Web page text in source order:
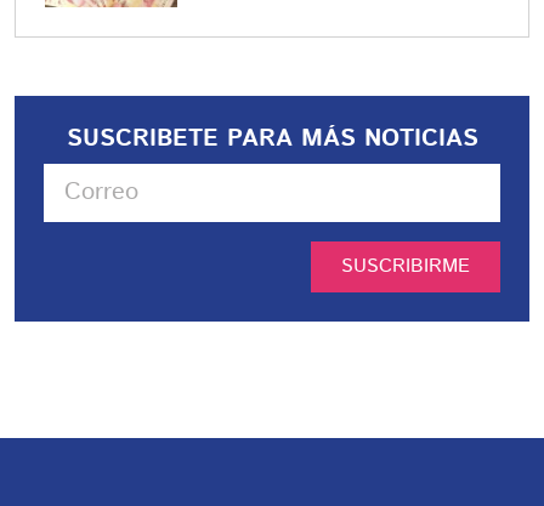
SUSCRIBETE PARA MÁS NOTICIAS
SUSCRIBIRME